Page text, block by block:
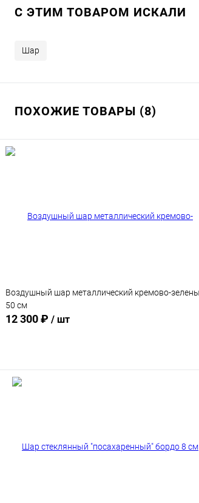
C ЭТИМ ТОВАРОМ ИСКАЛИ
Шар
ПОХОЖИЕ ТОВАРЫ (8)
Воздушный шар металлический кремово-
50 см
12 300 ₽ / шт
Подписаться